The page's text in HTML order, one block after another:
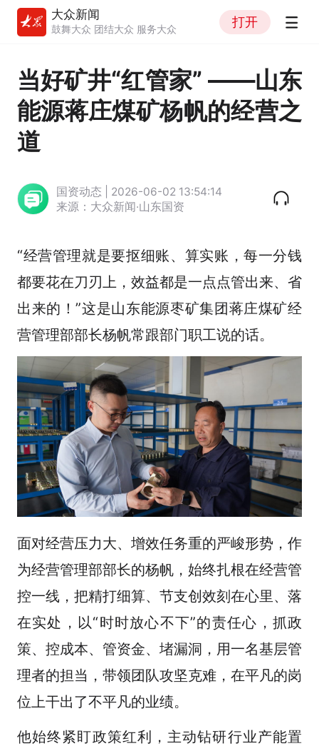
大众新闻
鼓舞大众 团结大众 服务大众
打开
当好矿井“红管家” ——山东
能源蒋庄煤矿杨帆的经营之
道
国资动态 | 2026-06-02 13:54:14
来源：大众新闻·山东国资
“经营管理就是要抠细账、算实账，每一分钱
都要花在刀刃上，效益都是一点点管出来、省
出来的！”这是山东能源枣矿集团蒋庄煤矿经
营管理部部长杨帆常跟部门职工说的话。
面对经营压力大、增效任务重的严峻形势，作
为经营管理部部长的杨帆，始终扎根在经营管
控一线，把精打细算、节支创效刻在心里、落
在实处，以“时时放心不下”的责任心，抓政
策、控成本、管资金、堵漏洞，用一名基层管
理者的担当，带领团队攻坚克难，在平凡的岗
位上干出了不平凡的业绩。
他始终紧盯政策红利，主动钻研行业产能置